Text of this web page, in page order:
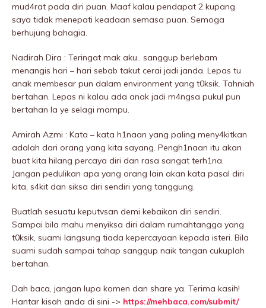
mud4rat pada diri puan. Maaf kalau pendapat 2 kupang
saya tidak menepati keadaan semasa puan. Semoga
berhujung bahagia.
Nadirah Dira : Teringat mak aku.. sanggup berlebam
menangis hari – hari sebab takut cerai jadi janda. Lepas tu
anak membesar pun dalam environment yang t0ksik. Tahniah
bertahan. Lepas ni kalau ada anak jadi m4ngsa pukuI pun
bertahan la ye selagi mampu.
Amirah Azmi : Kata – kata h1naan yang paling meny4kitkan
adalah dari orang yang kita sayang. Pengh1naan itu akan
buat kita hilang percaya diri dan rasa sangat terh1na.
Jangan pedulikan apa yang orang lain akan kata pasal diri
kita, s4kit dan siksa diri sendiri yang tanggung.
Buatlah sesuatu keputvsan demi kebaikan diri sendiri.
Sampai bila mahu menyiksa diri dalam rumahtangga yang
t0ksik, suami langsung tiada kepercayaan kepada isteri. Bila
suami sudah sampai tahap sanggup naik tangan cukuplah
bertahan.
Dah baca, jangan lupa komen dan share ya. Terima kasih!
Hantar kisah anda di sini -> https://mehbaca.com/submit/